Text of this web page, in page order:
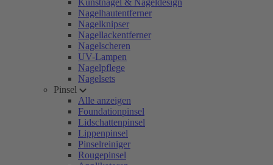
Kunstnägel & Nageldesign
Nagelhautentferner
Nagelknipser
Nagellackentferner
Nagelscheren
UV-Lampen
Nagelpflege
Nagelsets
Pinsel
Alle anzeigen
Foundationpinsel
Lidschattenpinsel
Lippenpinsel
Pinselreiniger
Rougepinsel